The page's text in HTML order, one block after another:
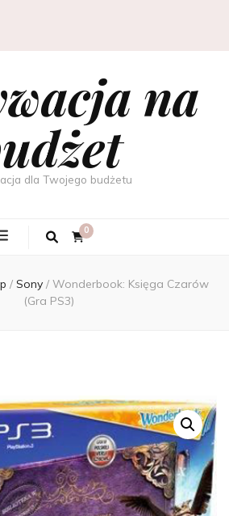
na
dla Twojego budżetu
0
/ Sony / Wonderbook: Księga Czarów
(Gra PS3)